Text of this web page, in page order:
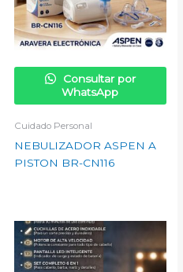
Consultar por
WhatsApp
Cuidado Personal
NEBULIZADOR ASPEN A
PISTON BR-CN116